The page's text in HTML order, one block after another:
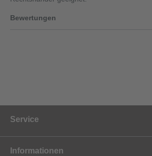
Bewertungen
Service
Informationen